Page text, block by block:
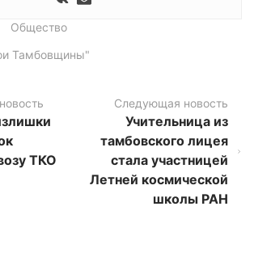
Общество
Тамбовщины"
ТКО
Следующая новость
Учительница из
тамбовского лицея
стала участницей
Летней космической
школы РАН